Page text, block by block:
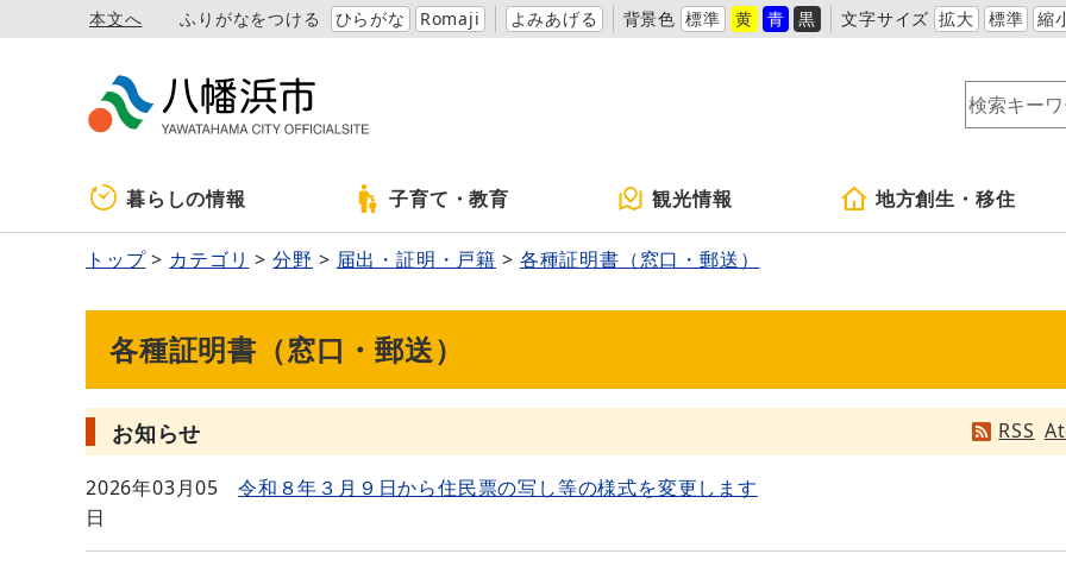
本文へ ふりがなをつける ひらがな Romaji よみあげる 背景色 標準 黄 青 黒 文字サイズ 拡大 標準 縮
暮らしの情報 子育て・教育 観光情報 地方創生・移住
トップ カテゴリ 分野 届出・証明・戸籍 各種証明書（窓口・郵送）
各種証明書（窓口・郵送）
お知らせ RSS
2026年03月05
日
令和８年３月９日から住民票の写し等の様式を変更します